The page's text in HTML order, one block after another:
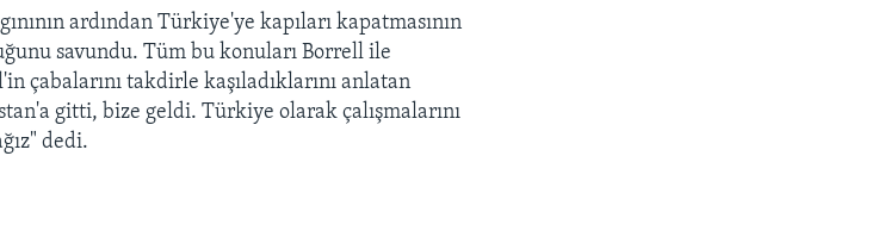
ardından Türkiye'ye kapıları kapatmasının
savundu. Tüm bu konuları Borrell ile
çabalarını takdirle kaşıladıklarını anlatan
gitti, bize geldi. Türkiye olarak çalışmalarını
dedi.